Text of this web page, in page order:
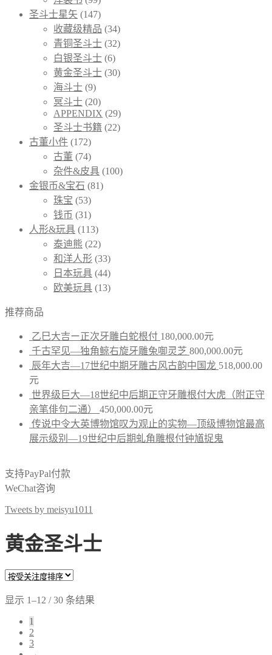
圣斗士星矢 (147)
收藏级精品 (34)
青铜圣斗士 (32)
白银圣斗士 (6)
黄金圣斗士 (30)
海斗士 (9)
冥斗士 (20)
APPENDIX (29)
圣斗士书籍 (22)
古董小件 (172)
古董 (74)
杂件&皮具 (100)
金银币&宝石 (81)
珠宝 (53)
钱币 (31)
人形&玩具 (113)
泰迪熊 (22)
和洋人形 (33)
日本玩具 (44)
欧美玩具 (13)
推荐商品
乙巳大吉ー正次牙雕白蛇根付 180,000.00元
千古罕见—独角鲸右旋牙雕兔啣灵芝 800,000.00元
辰年大吉—17世纪中期牙雕古风古韵中国龙 518,000.00
元
世界级巨大—18世纪中后期正守牙雕根付大虎（附正守
亲笔俳句二通）
450,000.00元
传说中令大英博物馆叹为观止的实物—顶级博物馆最高
展示级别—19世纪中后期虬角雕根付钟馗捉鬼
支持PayPal付款
WeChat咨询
Tweets by meisyu1011
黄金圣斗士
显示 1–12 / 30 条结果
1
2
3